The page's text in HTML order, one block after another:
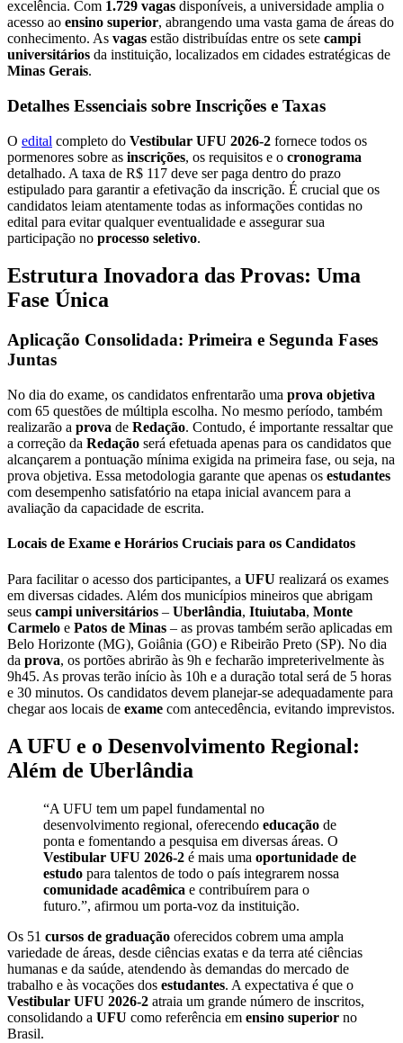
excelência. Com 1.729 vagas disponíveis, a universidade amplia o
acesso ao ensino superior, abrangendo uma vasta gama de áreas do
conhecimento. As vagas estão distribuídas entre os sete campi
universitários da instituição, localizados em cidades estratégicas de
Minas Gerais.
Detalhes Essenciais sobre Inscrições e Taxas
O edital completo do Vestibular UFU 2026-2 fornece todos os
pormenores sobre as inscrições, os requisitos e o cronograma
detalhado. A taxa de R$ 117 deve ser paga dentro do prazo
estipulado para garantir a efetivação da inscrição. É crucial que os
candidatos leiam atentamente todas as informações contidas no
edital para evitar qualquer eventualidade e assegurar sua
participação no processo seletivo.
Estrutura Inovadora das Provas: Uma
Fase Única
Aplicação Consolidada: Primeira e Segunda Fases
Juntas
No dia do exame, os candidatos enfrentarão uma prova objetiva
com 65 questões de múltipla escolha. No mesmo período, também
realizarão a prova de Redação. Contudo, é importante ressaltar que
a correção da Redação será efetuada apenas para os candidatos que
alcançarem a pontuação mínima exigida na primeira fase, ou seja, na
prova objetiva. Essa metodologia garante que apenas os estudantes
com desempenho satisfatório na etapa inicial avancem para a
avaliação da capacidade de escrita.
Locais de Exame e Horários Cruciais para os Candidatos
Para facilitar o acesso dos participantes, a UFU realizará os exames
em diversas cidades. Além dos municípios mineiros que abrigam
seus campi universitários – Uberlândia, Ituiutaba, Monte
Carmelo e Patos de Minas – as provas também serão aplicadas em
Belo Horizonte (MG), Goiânia (GO) e Ribeirão Preto (SP). No dia
da prova, os portões abrirão às 9h e fecharão impreterivelmente às
9h45. As provas terão início às 10h e a duração total será de 5 horas
e 30 minutos. Os candidatos devem planejar-se adequadamente para
chegar aos locais de exame com antecedência, evitando imprevistos.
A UFU e o Desenvolvimento Regional:
Além de Uberlândia
“A UFU tem um papel fundamental no
desenvolvimento regional, oferecendo educação de
ponta e fomentando a pesquisa em diversas áreas. O
Vestibular UFU 2026-2 é mais uma oportunidade de
estudo para talentos de todo o país integrarem nossa
comunidade acadêmica e contribuírem para o
futuro.”, afirmou um porta-voz da instituição.
Os 51 cursos de graduação oferecidos cobrem uma ampla
variedade de áreas, desde ciências exatas e da terra até ciências
humanas e da saúde, atendendo às demandas do mercado de
trabalho e às vocações dos estudantes. A expectativa é que o
Vestibular UFU 2026-2 atraia um grande número de inscritos,
consolidando a UFU como referência em ensino superior no
Brasil.